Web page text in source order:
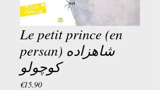
Le petit prince (en
persan) شاهزاده
کوچولو
€15.90Price